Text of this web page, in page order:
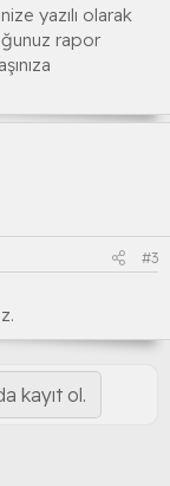
yazılı olarak
rapor
#3
kayıt ol.